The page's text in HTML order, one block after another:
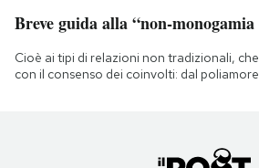
Breve guida alla “non-monogamia
Cioè ai tipi di relazioni non tradizionali,
con il consenso dei coinvolti: dal